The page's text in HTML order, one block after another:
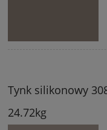
Tynk silikonowy
24.72kg